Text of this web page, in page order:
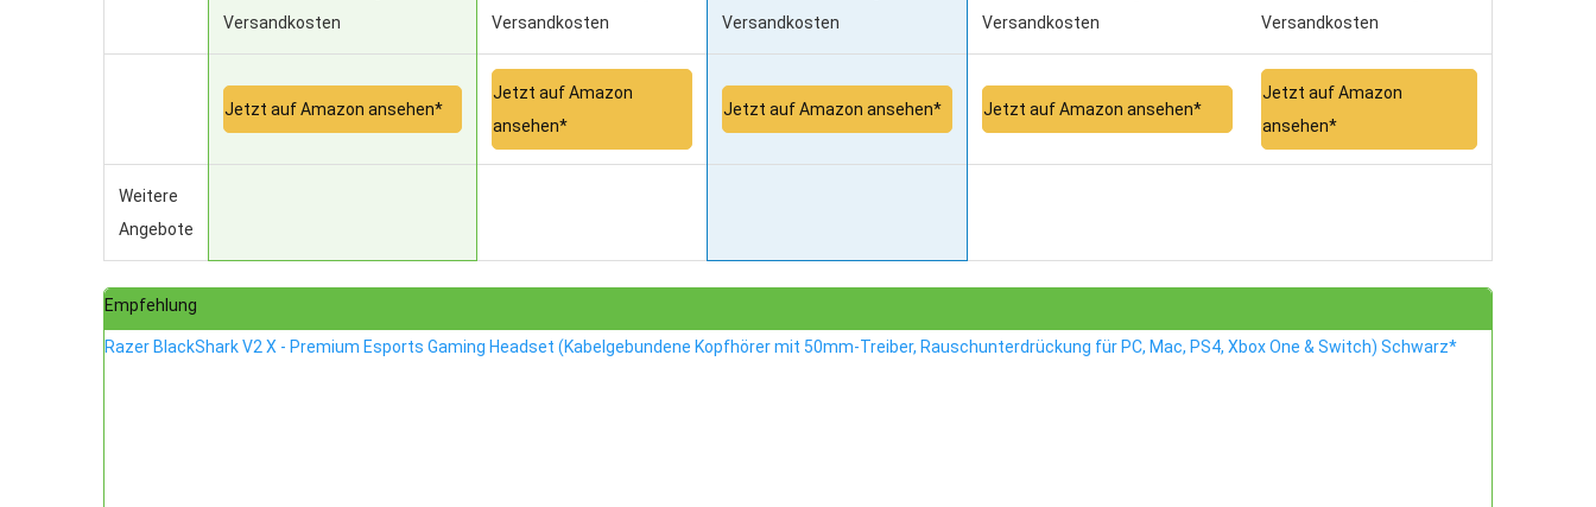
Versandkosten
Versandkosten
Versandkosten
Versandkosten
Versandkosten
Jetzt auf Amazon ansehen*
Jetzt auf Amazon
ansehen*
Jetzt auf Amazon ansehen* Jetzt auf Amazon ansehen*
Jetzt auf Amazon
ansehen*
Weitere
Angebote
Empfehlung
Razer BlackShark V2 X - Premium Esports Gaming Headset (Kabelgebundene Kopfhörer mit 50mm-Treiber, Rauschunterdrückung für PC, Mac, PS4, Xbox One & Switch) Schwarz*